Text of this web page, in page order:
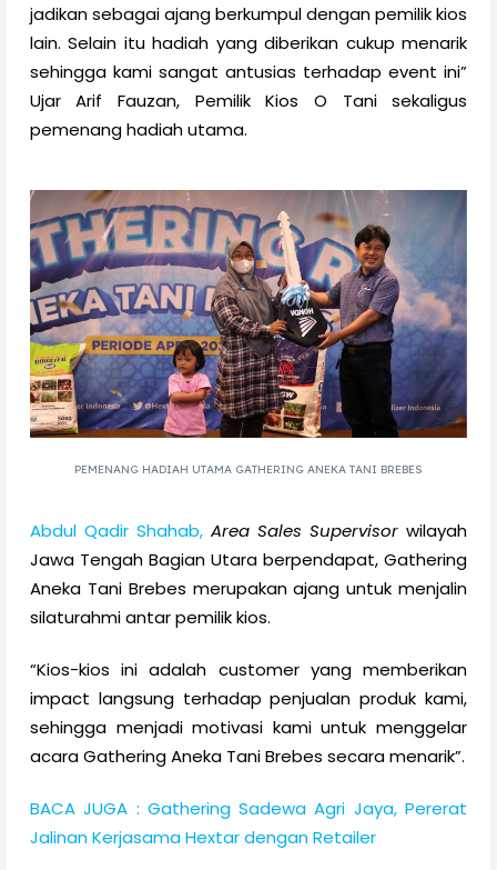
jadikan sebagai ajang berkumpul dengan pemilik kios
lain. Selain itu hadiah yang diberikan cukup menarik
sehingga kami sangat antusias terhadap event ini”
Ujar Arif Fauzan, Pemilik Kios O Tani sekaligus
pemenang hadiah utama.
PEMENANG HADIAH UTAMA GATHERING ANEKA TANI BREBES
Abdul Qadir Shahab, Area Sales Supervisorwilayah
Jawa Tengah Bagian Utara berpendapat, Gathering
Aneka Tani Brebes merupakan ajang untuk menjalin
silaturahmi antar pemilik kios.
“Kios-kios ini adalah customer yang memberikan
impact langsung terhadap penjualan produk kami,
sehingga menjadi motivasi kami untuk menggelar
acara Gathering Aneka Tani Brebes secara menarik”.
BACA JUGA : Gathering Sadewa Agri Jaya, Pererat
Jalinan Kerjasama Hextar dengan Retailer